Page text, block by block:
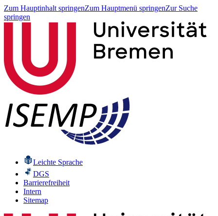
Zum Hauptinhalt springenZum Hauptmenü springenZur Suche
springen
Leichte Sprache
DGS
Barrierefreiheit
Intern
Sitemap